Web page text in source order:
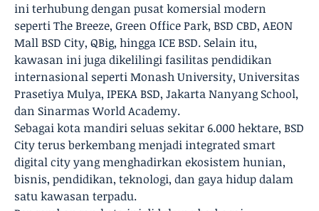
ini terhubung dengan pusat komersial modern
seperti The Breeze, Green Office Park, BSD CBD, AEON
Mall BSD City, QBig, hingga ICE BSD. Selain itu,
kawasan ini juga dikelilingi fasilitas pendidikan
internasional seperti Monash University, Universitas
Prasetiya Mulya, IPEKA BSD, Jakarta Nanyang School,
dan Sinarmas World Academy.
Sebagai kota mandiri seluas sekitar 6.000 hektare, BSD
City terus berkembang menjadi integrated smart
digital city yang menghadirkan ekosistem hunian,
bisnis, pendidikan, teknologi, dan gaya hidup dalam
satu kawasan terpadu.